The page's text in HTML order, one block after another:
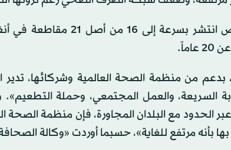
وقالت منظمة الصحة العالمية، أمس (السبت)، إن
بدعم من منظمة الصحة العالمية وشركائها، تدير
السريعة، والعمل المجتمعي، وحملة التطعيم».
الحدود مع البلدان المجاورة، فإن منظمة الصحة
بأنه مرتفع للغاية»، حسبما أوردت «وكالة